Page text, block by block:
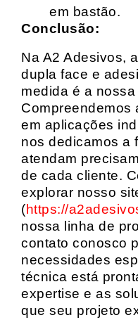
em bastão.
Conclusão:
Na A2 Adesivos,
dupla face e
medida é a
Compreendemos
em aplicações
nos dedicamos a
atendam
de cada cliente.
explorar nosso
(https://
nossa linha de
contato conosco
necessidades
técnica está
expertise e as
que seu projeto